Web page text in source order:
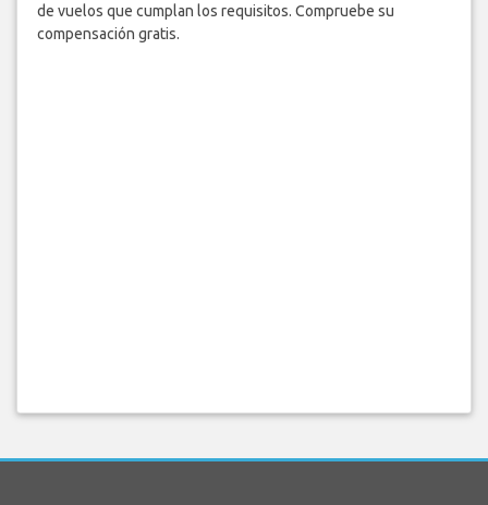
de vuelos que cumplan los requisitos. Compruebe su
compensación gratis.